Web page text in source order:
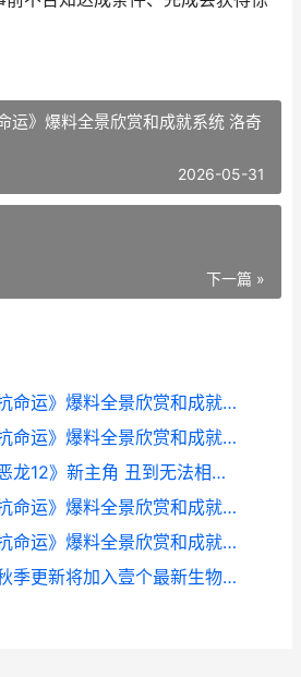
运》爆料全景欣赏和成就系统 洛奇
2026-05-31
下一篇 »
《洛奇英雄传：反抗命运》爆料全景欣赏和成就系统 洛奇英雄传手游
《洛奇英雄传：反抗命运》爆料全景欣赏和成就系统 洛奇英雄传女妖全爆图片
玩家不满《勇者斗恶龙12》新主角 丑到无法相信是鸟山明设计 bf勇者游戏
《洛奇英雄传：反抗命运》爆料全景欣赏和成就系统 洛奇英雄传爆衣
《洛奇英雄传：反抗命运》爆料全景欣赏和成就系统 洛奇英雄传官网
《我的世界》现在秋季更新将加入壹个最新生物群系 我的世界现在还能玩吗